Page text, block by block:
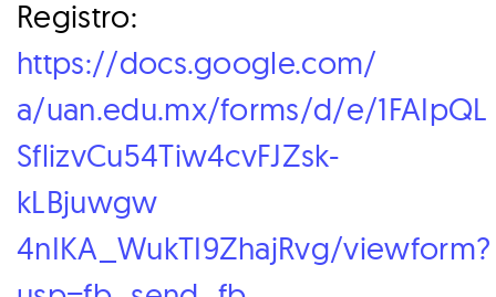
Registro:
https://docs.google.com/
a/uan.edu.mx/forms/d/e/1FAIpQL
SflizvCu54Tiw4cvFJZsk-
kLBjuwgw
4nIKA_WukTI9ZhajRvg/viewform?